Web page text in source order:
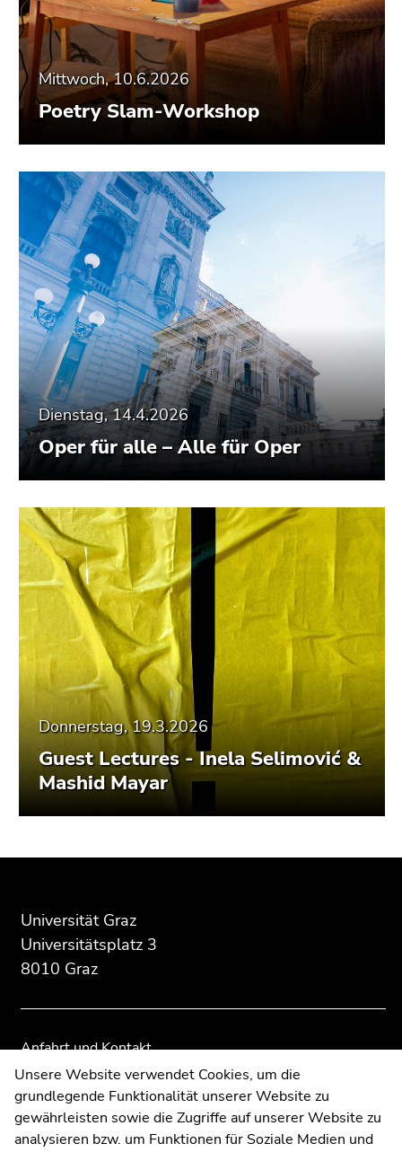
Mittwoch, 10.6.2026
Poetry Slam-Workshop
Dienstag, 14.4.2026
Oper für alle – Alle für Oper
Donnerstag, 19.3.2026
Guest Lectures - Inela Selimović &
Mashid Mayar
Seitenbereichs:
Zusatzinformationen:
Universität Graz
Universitätsplatz 3
8010 Graz
Anfahrt und Kontakt
Kommunikation und Öffentlichkeitsarbeit
Moodle
UNIGRAZonline
Impressum
Seitenbereichs.
Übersicht
Seitenbereichs.
Übersicht
Unsere Website verwendet Cookies, um die
grundlegende Funktionalität unserer Website zu
gewährleisten sowie die Zugriffe auf unserer Website zu
analysieren bzw. um Funktionen für Soziale Medien und